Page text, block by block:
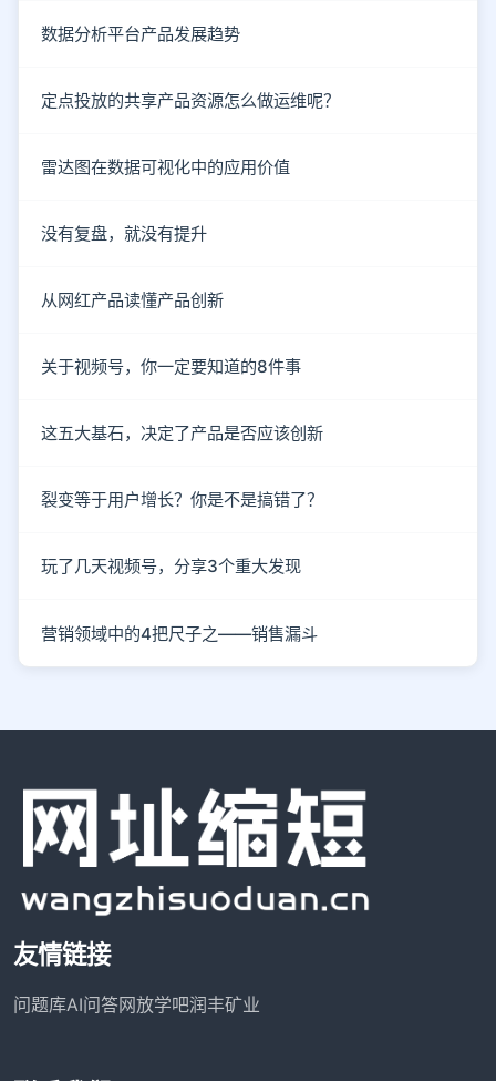
数据分析平台产品发展趋势
定点投放的共享产品资源怎么做运维呢？
雷达图在数据可视化中的应用价值
没有复盘，就没有提升
从网红产品读懂产品创新
关于视频号，你一定要知道的8件事
这五大基石，决定了产品是否应该创新
裂变等于用户增长？你是不是搞错了？
玩了几天视频号，分享3个重大发现
营销领域中的4把尺子之——销售漏斗
友情链接
问题库AI问答网放学吧润丰矿业